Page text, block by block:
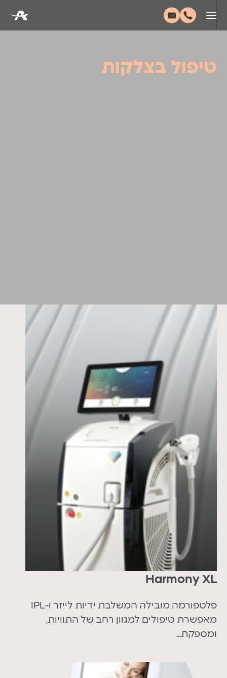
טיפול בצלקות
Harmony XL
פלטפורמה מובילה המשלבת ידיות לייזר ו-IPL
מאפשרת טיפולים למגוון רחב של התוויות,
ומספקת...